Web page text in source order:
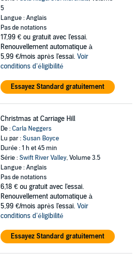
5
Langue : Anglais
Pas de notations
17,99 € ou gratuit avec l'essai.
Renouvellement automatique à
5,99 €/mois après l'essai. Voir
conditions d'éligibilité
Essayez Standard gratuitement
Christmas at Carriage Hill
De :Carla Neggers
Lu par :Susan Boyce
Durée : 1 h et 45 min
Série :Swift River Valley, Volume 3.5
Langue : Anglais
Pas de notations
6,18 € ou gratuit avec l'essai.
Renouvellement automatique à
5,99 €/mois après l'essai. Voir
conditions d'éligibilité
Essayez Standard gratuitement